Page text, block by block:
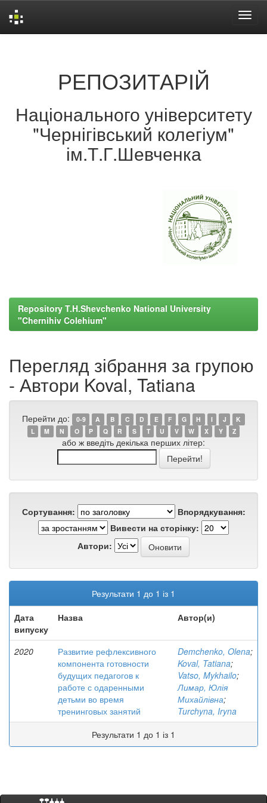
РЕПОЗИТАРІЙ
Національного університету
"Чернігівський колегіум"
ім.Т.Г.Шевченка
Repository T.H.Shevchenko National University
"Chernihiv Colehium"
Перегляд зібрання за групою
- Автори Koval, Tatiana
Перейти до: 0-9 A B C D E F G H I J
K
L
M N O P Q R S T U V W X Y Z
або ж введіть декілька перших літер:
Сортування:
Впорядкування:
Вивести на сторінку:
Автори:
Результати 1 до 1 із 1
Дата
випуску
Назва Автор(и)
2020
Развитие рефлексивного
компонента готовности
будущих педагогов к
работе с одаренными
детьми во время
тренинговых занятий
Demchenko, Olena;
Koval, Tatiana;
Vatso, Mykhailo;
Лимар, Юлія
Михайлівна;
Turchyna, Iryna
Результати 1 до 1 із 1